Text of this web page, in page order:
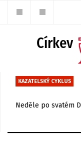
KAZATELSKÝ CYKLUS
Neděle po svatém